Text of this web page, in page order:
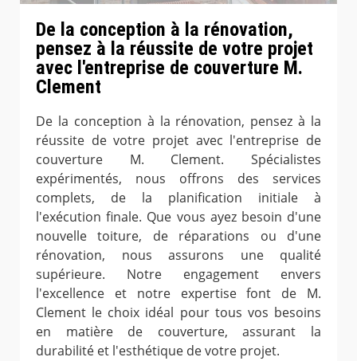
De la conception à la rénovation,
pensez à la réussite de votre projet
avec l'entreprise de couverture M.
Clement
De la conception à la rénovation, pensez à la
réussite de votre projet avec l'entreprise de
couverture M. Clement. Spécialistes
expérimentés, nous offrons des services
complets, de la planification initiale à
l'exécution finale. Que vous ayez besoin d'une
nouvelle toiture, de réparations ou d'une
rénovation, nous assurons une qualité
supérieure. Notre engagement envers
l'excellence et notre expertise font de M.
Clement le choix idéal pour tous vos besoins
en matière de couverture, assurant la
durabilité et l'esthétique de votre projet.